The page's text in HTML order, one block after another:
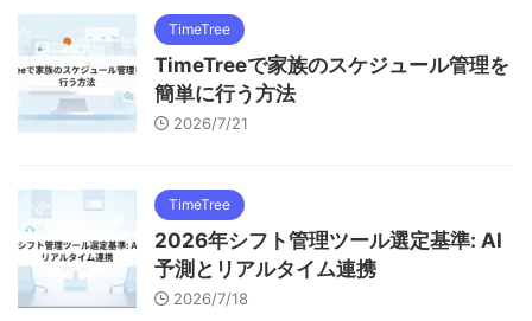
TimeTree
TimeTreeで家族のスケジュール管理を
簡単に行う方法
2026/7/21
TimeTree
2026年シフト管理ツール選定基準: AI
予測とリアルタイム連携
2026/7/18